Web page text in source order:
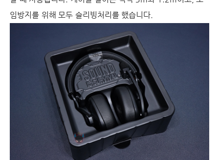
임방지를 위해 모두 슬리빙처리를 했습니다.